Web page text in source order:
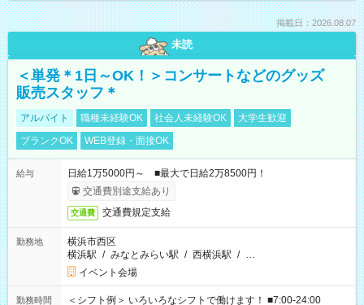
掲載日：2026.08.07
未読
＜単発＊1日～OK！＞コンサートなどのグッズ
販売スタッフ＊
アルバイト 職種未経験OK 社会人未経験OK
大学生歓迎
ブランクOK
WEB登録・面接OK
給与
日給1万5000円～ ■最大で日給2万8500円！
交通費別途支給あり
交通費 交通費規定支給
勤務地
横浜市西区
横浜駅 / みなとみらい駅 / 西横浜駅 / …
イベント会場
勤務時間 ＜シフト例＞ いろいろなシフトで働けます！ ■7:00-24:00